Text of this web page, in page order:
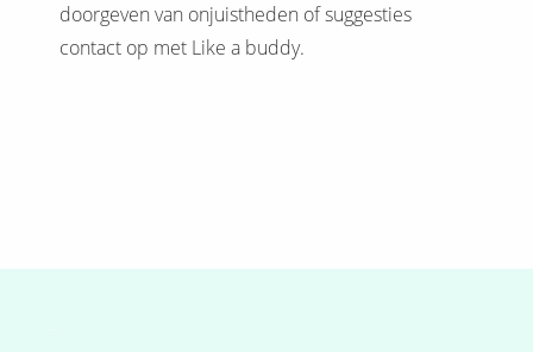
doorgeven van onjuistheden of suggesties
contact op met Like a buddy.